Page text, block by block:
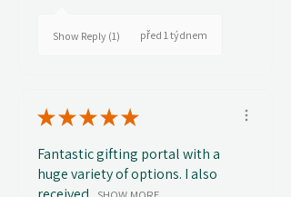
Show Reply (1) před 1 týdnem
★★★★★
Fantastic gifting portal with a
huge variety of options. I also